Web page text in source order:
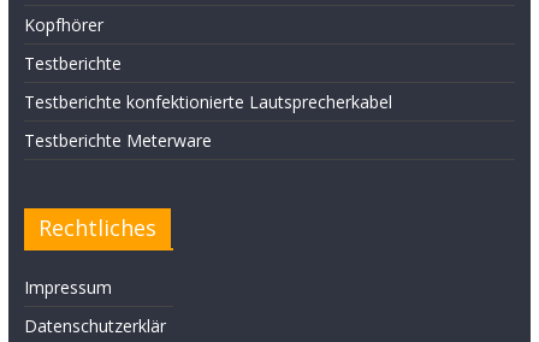
Kopfhörer
Testberichte
Testberichte konfektionierte Lautsprecherkabel
Testberichte Meterware
Rechtliches
Impressum
Datenschutzerklär